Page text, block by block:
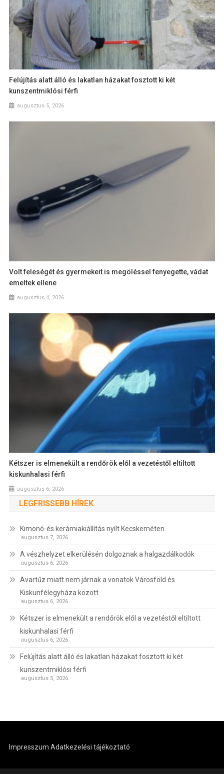
Felújítás alatt álló és lakatlan házakat fosztott ki két
kunszentmiklósi férfi
augusztus 5, 2026
Volt feleségét és gyermekeit is megöléssel fenyegette, vádat
emeltek ellene
augusztus 4, 2026
Kétszer is elmenekült a rendőrök elől a vezetéstől eltiltott
kiskunhalasi férfi
augusztus 6, 2026
LEGFRISSEBB HÍREK
Kimonó-és kerámiakiállítás nyílt Kecskeméten
augusztus 7, 2026
A vészhelyzet elkerülésén dolgoznak a halgazdálkodók
augusztus 6, 2026
Avartűz miatt nem járnak a vonatok Városföld és
Kiskunfélegyháza között
augusztus 6, 2026
Kétszer is elmenekült a rendőrök elől a vezetéstől eltiltott
kiskunhalasi férfi
augusztus 6, 2026
Felújítás alatt álló és lakatlan házakat fosztott ki két
kunszentmiklósi férfi
augusztus 5, 2026
Impresszum Adatkezelési tájékoztató